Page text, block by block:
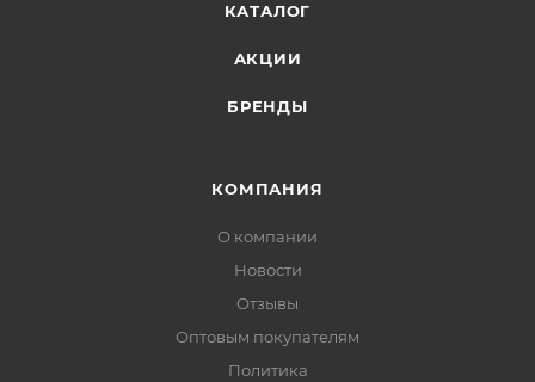
КАТАЛОГ
АКЦИИ
БРЕНДЫ
КОМПАНИЯ
О компании
Новости
Отзывы
Оптовым покупателям
Политика